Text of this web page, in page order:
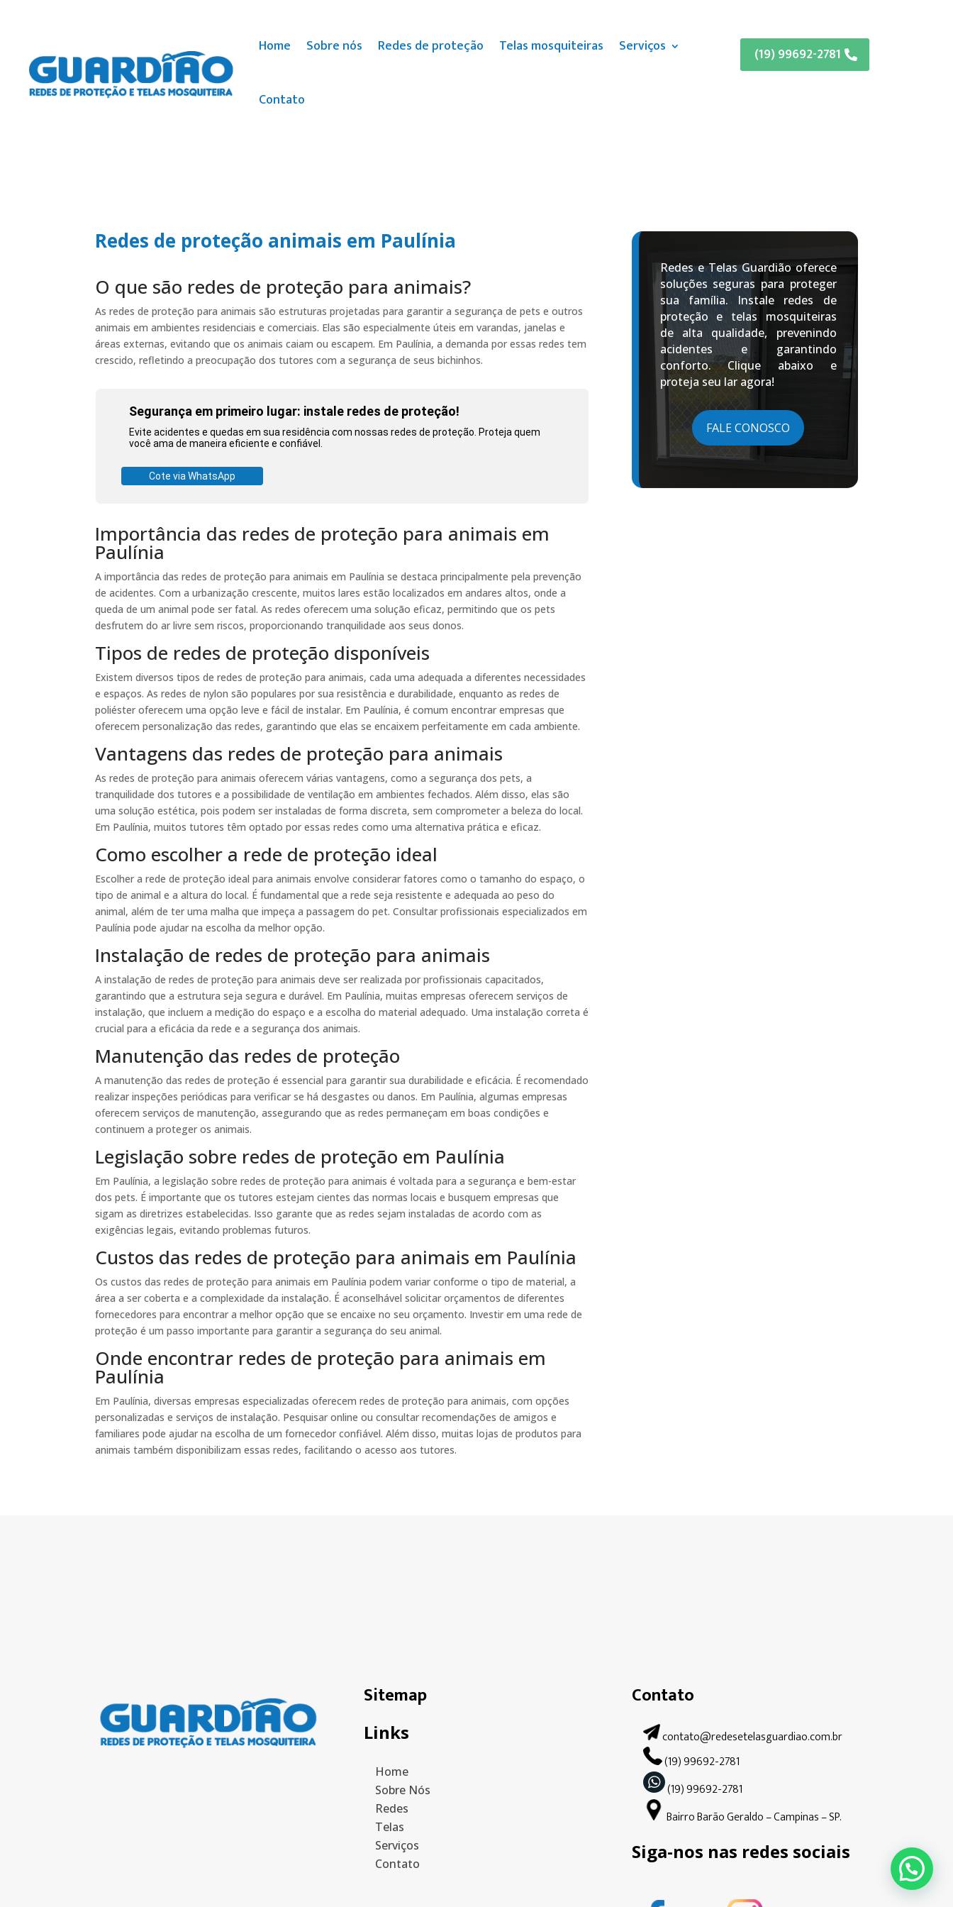
Home Sobre nós Redes de proteção Telas mosquiteiras Serviços
Contato
(19) 99692-2781
Redes de proteção animais em Paulínia
O que são redes de proteção para animais?
As redes de proteção para animais são estruturas projetadas para garantir a segurança de pets e outros
animais em ambientes residenciais e comerciais. Elas são especialmente úteis em varandas, janelas e
áreas externas, evitando que os animais caiam ou escapem. Em Paulínia, a demanda por essas redes tem
crescido, refletindo a preocupação dos tutores com a segurança de seus bichinhos.
Segurança em primeiro lugar: instale redes de proteção!
Evite acidentes e quedas em sua residência com nossas redes de proteção. Proteja quem
você ama de maneira eficiente e confiável.
Cote via WhatsApp
Importância das redes de proteção para animais em
Paulínia
A importância das redes de proteção para animais em Paulínia se destaca principalmente pela prevenção
de acidentes. Com a urbanização crescente, muitos lares estão localizados em andares altos, onde a
queda de um animal pode ser fatal. As redes oferecem uma solução eficaz, permitindo que os pets
desfrutem do ar livre sem riscos, proporcionando tranquilidade aos seus donos.
Tipos de redes de proteção disponíveis
Existem diversos tipos de redes de proteção para animais, cada uma adequada a diferentes necessidades
e espaços. As redes de nylon são populares por sua resistência e durabilidade, enquanto as redes de
poliéster oferecem uma opção leve e fácil de instalar. Em Paulínia, é comum encontrar empresas que
oferecem personalização das redes, garantindo que elas se encaixem perfeitamente em cada ambiente.
Vantagens das redes de proteção para animais
As redes de proteção para animais oferecem várias vantagens, como a segurança dos pets, a
tranquilidade dos tutores e a possibilidade de ventilação em ambientes fechados. Além disso, elas são
uma solução estética, pois podem ser instaladas de forma discreta, sem comprometer a beleza do local.
Em Paulínia, muitos tutores têm optado por essas redes como uma alternativa prática e eficaz.
Como escolher a rede de proteção ideal
Escolher a rede de proteção ideal para animais envolve considerar fatores como o tamanho do espaço, o
tipo de animal e a altura do local. É fundamental que a rede seja resistente e adequada ao peso do
animal, além de ter uma malha que impeça a passagem do pet. Consultar profissionais especializados em
Paulínia pode ajudar na escolha da melhor opção.
Instalação de redes de proteção para animais
A instalação de redes de proteção para animais deve ser realizada por profissionais capacitados,
garantindo que a estrutura seja segura e durável. Em Paulínia, muitas empresas oferecem serviços de
instalação, que incluem a medição do espaço e a escolha do material adequado. Uma instalação correta é
crucial para a eficácia da rede e a segurança dos animais.
Manutenção das redes de proteção
A manutenção das redes de proteção é essencial para garantir sua durabilidade e eficácia. É recomendado
realizar inspeções periódicas para verificar se há desgastes ou danos. Em Paulínia, algumas empresas
oferecem serviços de manutenção, assegurando que as redes permaneçam em boas condições e
continuem a proteger os animais.
Legislação sobre redes de proteção em Paulínia
Em Paulínia, a legislação sobre redes de proteção para animais é voltada para a segurança e bem-estar
dos pets. É importante que os tutores estejam cientes das normas locais e busquem empresas que
sigam as diretrizes estabelecidas. Isso garante que as redes sejam instaladas de acordo com as
exigências legais, evitando problemas futuros.
Custos das redes de proteção para animais em Paulínia
Os custos das redes de proteção para animais em Paulínia podem variar conforme o tipo de material, a
área a ser coberta e a complexidade da instalação. É aconselhável solicitar orçamentos de diferentes
fornecedores para encontrar a melhor opção que se encaixe no seu orçamento. Investir em uma rede de
proteção é um passo importante para garantir a segurança do seu animal.
Onde encontrar redes de proteção para animais em
Paulínia
Em Paulínia, diversas empresas especializadas oferecem redes de proteção para animais, com opções
personalizadas e serviços de instalação. Pesquisar online ou consultar recomendações de amigos e
familiares pode ajudar na escolha de um fornecedor confiável. Além disso, muitas lojas de produtos para
animais também disponibilizam essas redes, facilitando o acesso aos tutores.
Redes e Telas Guardião oferece
soluções seguras para proteger
sua família. Instale redes de
proteção e telas mosquiteiras
de alta qualidade, prevenindo
acidentes e garantindo
conforto. Clique abaixo e
proteja seu lar agora!
FALE CONOSCO
Sitemap
Links
Home
Sobre Nós
Redes
Telas
Serviços
Contato
Contato
contato@redesetelasguardiao.com.br
(19) 99692-2781
(19) 99692-2781
Bairro Barão Geraldo – Campinas – SP.
Siga-nos nas redes sociais